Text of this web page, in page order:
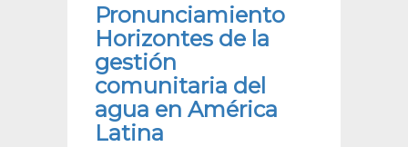
Pronunciamiento
Horizontes de la
gestión
comunitaria del
agua en América
Latina